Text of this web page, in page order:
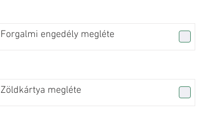
Forgalmi engedély megléte
Zöldkártya megléte